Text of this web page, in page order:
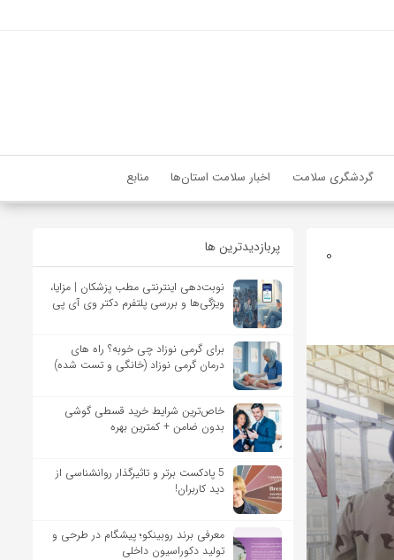
گردشگری سلامت اخبار سلامت استان‌ها منابع
0 پربازدیدترین ها
نوبت‌دهی اینترنتی مطب پزشکان | مزایا،
ویژگی‌ها و بررسی پلتفرم دکتر وی آی پی
برای گرمی نوزاد چی خوبه؟ راه های
درمان گرمی نوزاد (خانگی و تست شده)
خاص‌ترین شرایط خرید قسطی گوشی
بدون ضامن + کمترین بهره
5 پادکست برتر و تاثیرگذار روانشناسی از
دید کاربران!
معرفی برند روبینکو؛ پیشگام در طرحی و
تولید دکوراسیون داخلی